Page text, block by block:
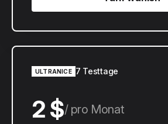
Tarif wählen
ULTRANICE 7 Testtage
2 $ pro Monat